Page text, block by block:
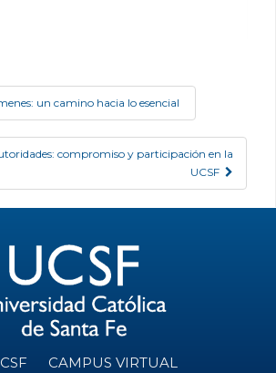
un camino hacia lo esencial
compromiso y participación en la
UCSF
CAMPUS VIRTUAL